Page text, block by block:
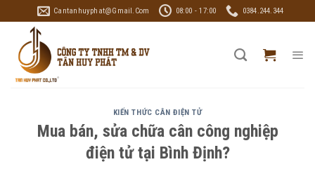
to
content
Cantanhuyphat@gmail.com 08:00 - 17:00 0384.244.344
KIẾN THỨC CÂN ĐIỆN TỬ
Mua bán, sửa chữa cân công nghiệp
điện tử tại Bình Định?